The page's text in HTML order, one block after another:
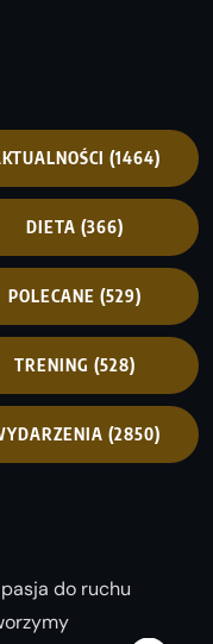
(1464)
DIETA (366)
POLECANE (529)
TRENING (528)
(2850)
do ruchu